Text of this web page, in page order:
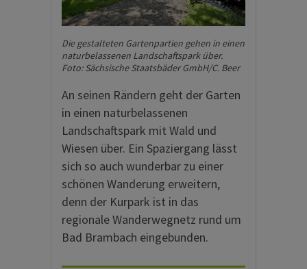
Die gestalteten Gartenpartien gehen in einen
naturbelassenen Landschaftspark über.
Foto: Sächsische Staatsbäder GmbH/C. Beer
An seinen Rändern geht der Garten
in einen naturbelassenen
Landschaftspark mit Wald und
Wiesen über. Ein Spaziergang lässt
sich so auch wunderbar zu einer
schönen Wanderung erweitern,
denn der Kurpark ist in das
regionale Wanderwegnetz rund um
Bad Brambach eingebunden.